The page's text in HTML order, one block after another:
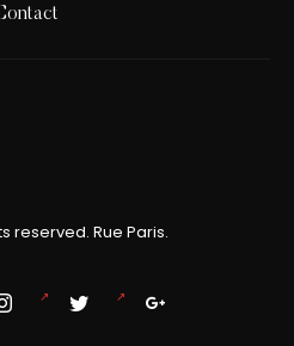
reserved. Rue Paris.